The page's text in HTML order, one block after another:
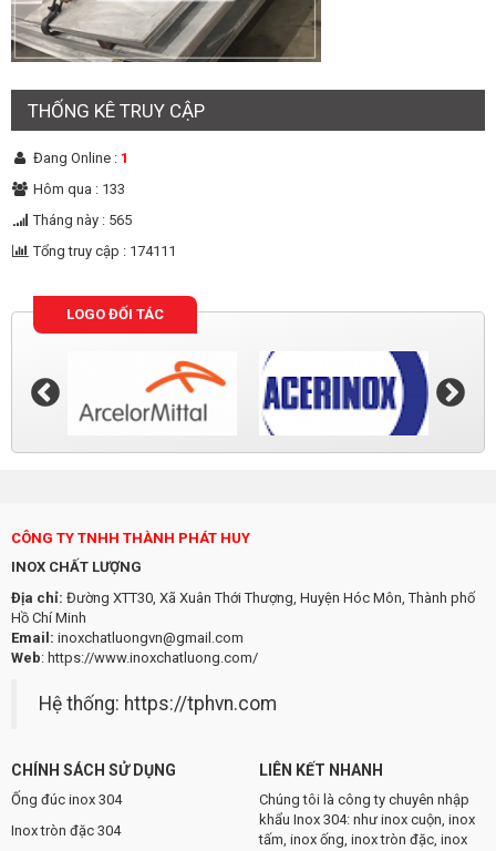
THỐNG KÊ TRUY CẬP
Đang Online : 1
Hôm qua : 133
Tháng này : 565
Tổng truy cập : 174111
LOGO ĐỐI TÁC
CÔNG TY TNHH THÀNH PHÁT HUY
INOX CHẤT LƯỢNG
Địa chỉ: Đường XTT30, Xã Xuân Thới Thượng, Huyện Hóc Môn, Thành phố
Hồ Chí Minh
Email: inoxchatluongvn@gmail.com
Web: https://www.inoxchatluong.com/
Hệ thống: https://tphvn.com
CHÍNH SÁCH SỬ DỤNG
Ống đúc inox 304
Inox tròn đặc 304
LIÊN KẾT NHANH
Chúng tôi là công ty chuyên nhập
khẩu Inox 304: như inox cuộn, inox
tấm, inox ống, inox tròn đặc, inox